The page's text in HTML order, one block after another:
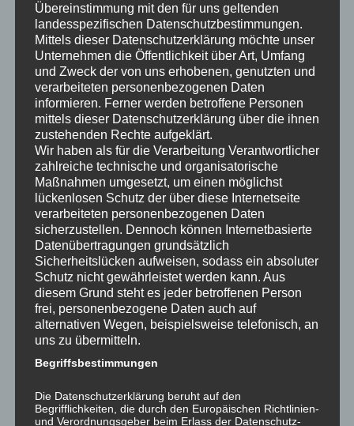
Internet eh nicht mehr auskommen, und nutzen es so, das es
zusätzlichen Nutzen bringt – die Vorabinformation. Ich selbst
bemerke seit ein paar Jahren das das funktioniert – sehr gut
sogar. Der Internetauftritt in dem Sie gerade so intensiv
schmökern dient vielen Menschen als Informationsplattform
zum Thema nachhaltige Abdichtung, Erhaltung und Sanierung
ihres Hauses – stetig steigende Besucherzahlen belegen das.
Ohne eine persönliche Beratung und eine Analyse vor Ort geht
natürlich gar nichts! Oder haben Sie schon mal eine
Kariesdiagnose am Telefon bekommen? Unsere Erstberatung
vor Ort („Anamnese“) ist auch grundsätzlich kostenlos. Was
Ihnen passieren kann, das ich, nachdem wir Ihren Auftrag
ausgeführt haben, mich persönlich (meist telefonisch) nach
Ihrer Zufriedenheit erkundige – das ist nämlich unser Ziel.
erkennen jetzt, mein Prinzip ist: „Geschäfte werden unter
Menschen gemacht“, irgendwie geht’s nur so, und nur deshalb
geht das für mich mit Riesenspaß und Überzeugung – heute und
künftig! „Klicken“ Sie also weiterhin diese hübsche Internetseite
meine Netzwerker helfen Ihnen jederzeit gerne – versprochen!
Herzliche Grüße aus Daun
Übereinstimmung mit den für uns geltenden
landesspezifischen Datenschutzbestimmungen.
Mittels dieser Datenschutzerklärung möchte unser
Unternehmen die Öffentlichkeit über Art, Umfang
und Zweck der von uns erhobenen, genutzten und
verarbeiteten personenbezogenen Daten
informieren. Ferner werden betroffene Personen
mittels dieser Datenschutzerklärung über die ihnen
zustehenden Rechte aufgeklärt.
Wir haben als für die Verarbeitung Verantwortlicher
zahlreiche technische und organisatorische
Maßnahmen umgesetzt, um einen möglichst
lückenlosen Schutz der über diese Internetseite
verarbeiteten personenbezogenen Daten
sicherzustellen. Dennoch können Internetbasierte
Datenübertragungen grundsätzlich
Sicherheitslücken aufweisen, sodass ein absoluter
Schutz nicht gewährleistet werden kann. Aus
diesem Grund steht es jeder betroffenen Person
frei, personenbezogene Daten auch auf
alternativen Wegen, beispielsweise telefonisch, an
uns zu übermitteln.
Begriffsbestimmungen
Die Datenschutzerklärung beruht auf den
Begrifflichkeiten, die durch den Europäischen Richtlinien-
und Verordnungsgeber beim Erlass der Datenschutz-